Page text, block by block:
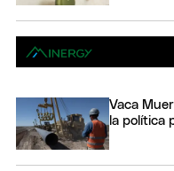
Vaca
la política